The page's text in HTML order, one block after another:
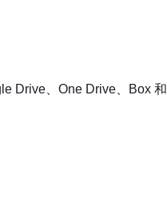
Drive、One Drive、Box 和